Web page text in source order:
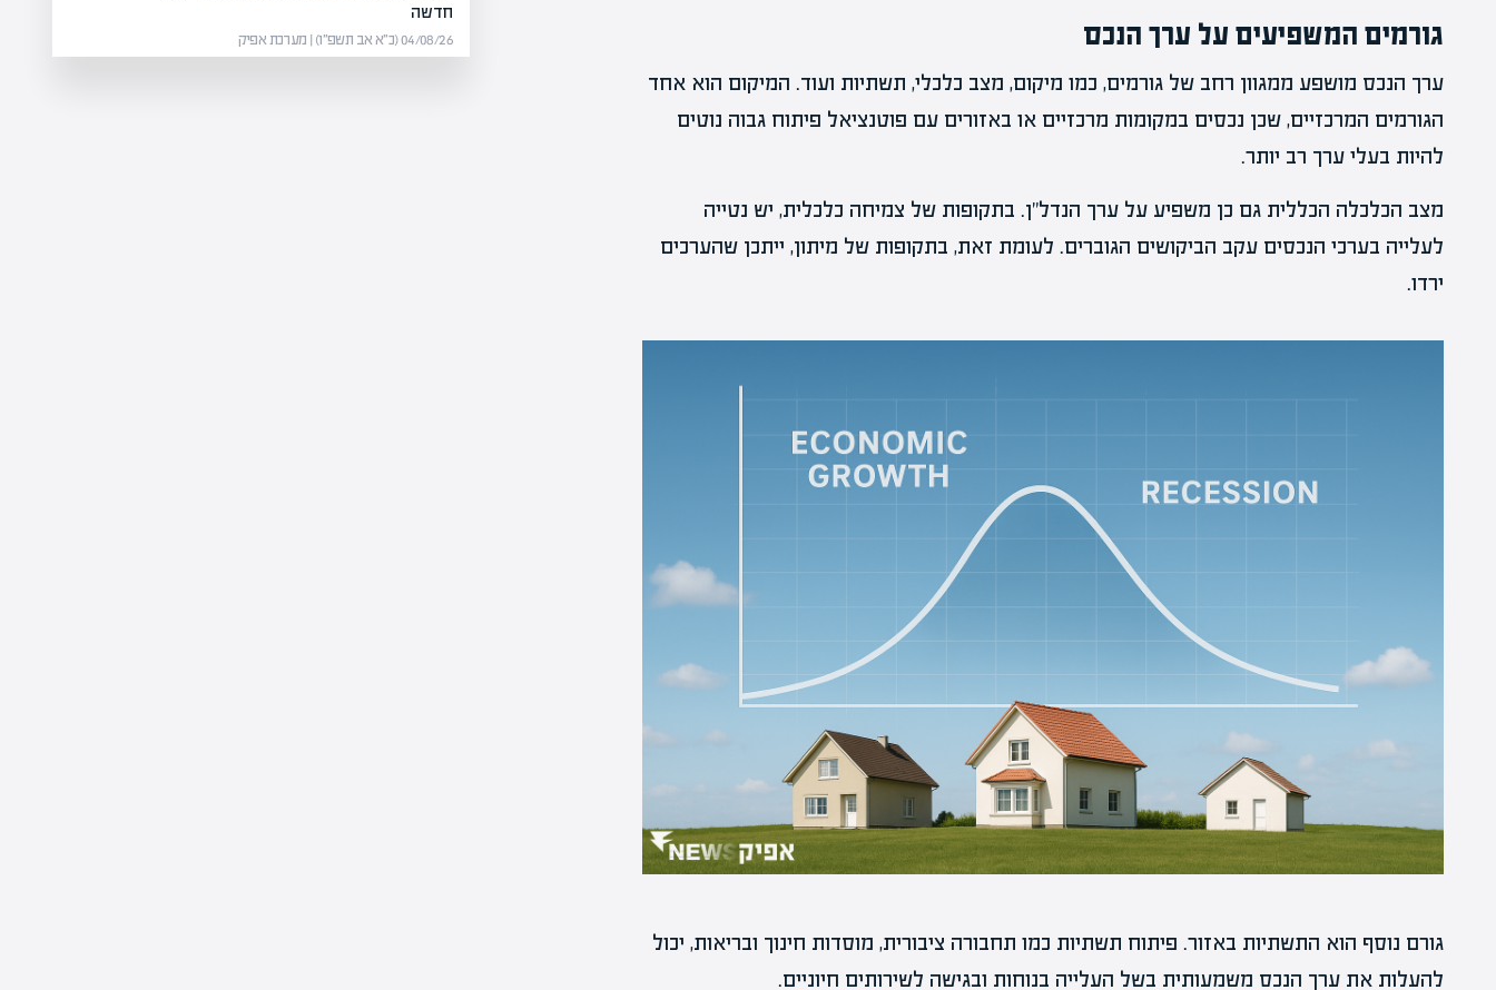
גורמים המשפיעים על ערך הנכס
ערך הנכס מושפע ממגוון רחב של גורמים, כמו מיקום, מצב כלכלי, תשתיות ועוד. המיקום הוא אחד
הגורמים המרכזיים, שכן נכסים במקומות מרכזיים או באזורים עם פוטנציאל פיתוח גבוה נוטים
להיות בעלי ערך רב יותר.
מצב הכלכלה הכללית גם כן משפיע על ערך הנדל"ן. בתקופות של צמיחה כלכלית, יש נטייה
לעלייה בערכי הנכסים עקב הביקושים הגוברים. לעומת זאת, בתקופות של מיתון, ייתכן שהערכים
ירדו.
גורם נוסף הוא התשתיות באזור. פיתוח תשתיות כמו תחבורה ציבורית, מוסדות חינוך ובריאות, יכול
להעלות את ערך הנכס משמעותית בשל העלייה בנוחות ובגישה לשירותים חיוניים.
חדשה
04/08/26 (כ״א אב תשפ״ו) | מערכת אפיק